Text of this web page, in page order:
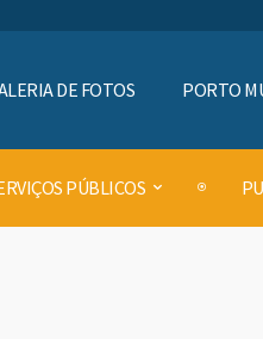
DE FOTOS PORTO
PÚBLICOS